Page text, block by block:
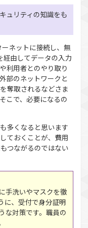
ュリティの知識をも
ネットに接続し、無
由してデータの入力
利用者とのやり取り
部のネットワークと
奪取されるなどさま
こで、必要になるの
多くなると思います
ておくことが、費用
つながるのではない
手洗いやマスクを徹
に、受付で身分証明
な対策です。職員の